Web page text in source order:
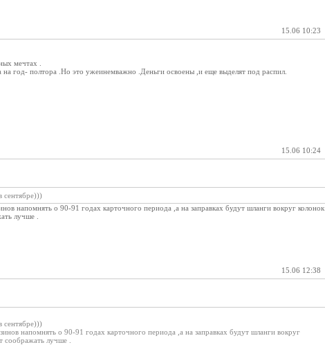
15.06 10:23
мечтах .
на год- полтора .Но это ужеинемважно .Деньги освоены ,и еще выделят под распил.
15.06 10:24
сентябре)))
напомнять о 90-91 годах карточного периода ,а на заправках будут шланги вокруг колонок
лучше .
15.06 12:38
сентябре)))
напомнять о 90-91 годах карточного периода ,а на заправках будут шланги вокруг
соображать лучше .